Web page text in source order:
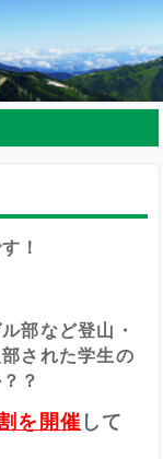
！
部など登山・
された学生の
？
を開催 して